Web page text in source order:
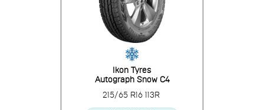
Ikon Tyres
Autograph Snow C4
215/65 R16 113R